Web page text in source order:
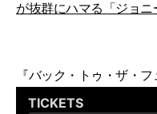
が抜群にハマる「ジョニ
『バック・トゥ・ザ・